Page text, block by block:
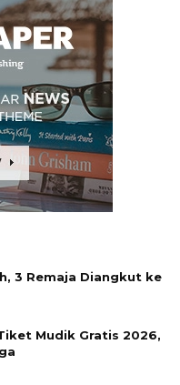
3 Remaja Diangkut ke
Mudik Gratis 2026,